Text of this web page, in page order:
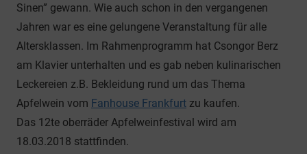
Sinen” gewann. Wie auch schon in den vergangenen
Jahren war es eine gelungene Veranstaltung für alle
Altersklassen. Im Rahmenprogramm hat Csongor Berz
am Klavier unterhalten und es gab neben kulinarischen
Leckereien z.B. Bekleidung rund um das Thema
Apfelwein vom Fanhouse Frankfurt zu kaufen.
Das 12te oberräder Apfelweinfestival wird am
18.03.2018 stattfinden.